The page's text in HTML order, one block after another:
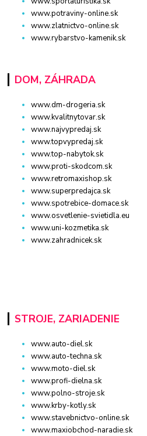
www.potraviny-online.sk
www.zlatnictvo-online.sk
www.rybarstvo-kamenik.sk
DOM, ZÁHRADA
www.dm-drogeria.sk
www.kvalitnytovar.sk
www.najvypredaj.sk
www.topvypredaj.sk
www.top-nabytok.sk
www.proti-skodcom.sk
www.retromaxishop.sk
www.superpredajca.sk
www.spotrebice-domace.sk
www.osvetlenie-svietidla.eu
www.uni-kozmetika.sk
www.zahradnicek.sk
STROJE, ZARIADENIE
www.auto-diel.sk
www.auto-techna.sk
www.moto-diel.sk
www.profi-dielna.sk
www.polno-stroje.sk
www.krby-kotly.sk
www.stavebnictvo-online.sk
www.maxiobchod-naradie.sk